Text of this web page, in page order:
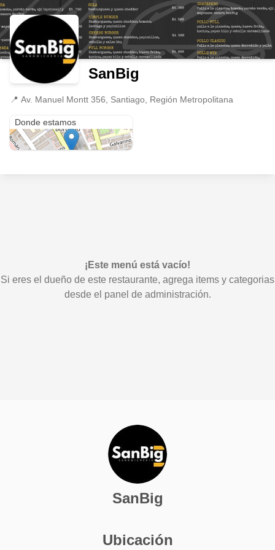
SanBig
📍 Av. Manuel Montt 356, Santiago, Región Metropolitana
Donde estamos
¡Este menú está vacío!
Si eres el dueño de este restaurante, agrega items y categorias
desde el panel de administración.
SanBig
Ubicación